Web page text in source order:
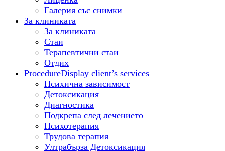
Галерия със снимки
За клиниката
За клиниката
Стаи
Терапевтични стаи
Отдих
ProcedureDisplay client’s services
Психична зависимост
Детоксикация
Диагностика
Подкрепа след лечението
Психотерапия
Трудова терапия
Ултрабърза Детоксикация